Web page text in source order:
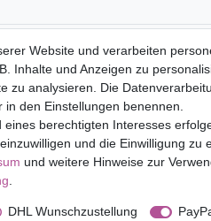
AGB
© Copyright 2026 | Alle
Website und verarbeiten
Inhalte und Anzeigen zu
zu analysieren. Die
den Einstellungen benennen.
berechtigten Interesses
und die Einwilligung zu
und weitere Hinweise zur
DHL Wunschzustellung